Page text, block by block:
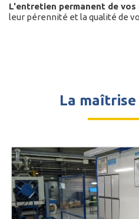
L'entretien permanent de vos
leur pérennité et la qualité de
La